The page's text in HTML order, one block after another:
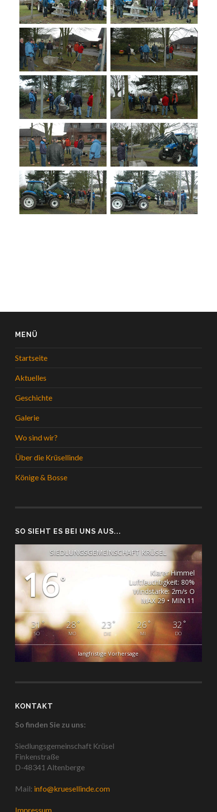
MENÜ
Startseite
Aktuelles
Geschichte
Galerie
Wo sind wir?
Über die Krüsellinde
Könige & Bosse
SO SIEHT ES BEI UNS AUS...
SIEDLUNGSGEMEINSCHAFT KRÜSEL
16°
Klarer Himmel
Luftfeuchtigkeit: 80%
Windstärke: 2m/s O
MAX 29 • MIN 11
31°
SO
28°
MO
23°
DIE
26°
MI
32 °
DO
langfristige Vorhersage
KONTAKT
So finden Sie zu uns:
Siedlungsgemeinschaft Krüsel
Finkenstraße
D-48341 Altenberge
Mail: info@kruesellinde.com
Impressum